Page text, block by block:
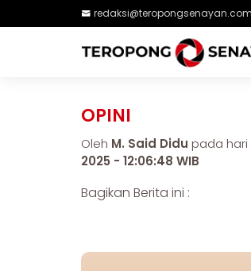
redaksi@teropongsenayan.com
OPINI
Oleh M. Said Didu pada hari
2025 - 12:06:48 WIB
Bagikan Berita ini :